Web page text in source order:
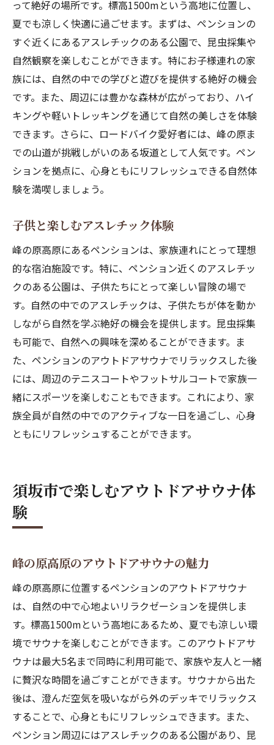
って絶好の場所です。標高1500mという高地に位置し、
夏でも涼しく快適に過ごせます。まずは、ペンションの
すぐ近くにあるアスレチックのある公園で、昆虫採集や
自然観察を楽しむことができます。特にお子様連れの家
族には、自然の中での学びと遊びを提供する絶好の機会
です。また、周辺には豊かな森林が広がっており、ハイ
キングや軽いトレッキングを通じて自然の美しさを体験
できます。さらに、ロードバイク愛好者には、峰の原ま
での山道が挑戦しがいのある坂道として人気です。ペン
ションを拠点に、心身ともにリフレッシュできる自然体
験を満喫しましょう。
子供と楽しむアスレチック体験
峰の原高原にあるペンションは、家族連れにとって理想
的な宿泊施設です。特に、ペンション近くのアスレチッ
クのある公園は、子供たちにとって楽しい冒険の場で
す。自然の中でのアスレチックは、子供たちが体を動か
しながら自然を学ぶ絶好の機会を提供します。昆虫採集
も可能で、自然への興味を深めることができます。ま
た、ペンションのアウトドアサウナでリラックスした後
には、周辺のテニスコートやフットサルコートで家族一
緒にスポーツを楽しむこともできます。これにより、家
族全員が自然の中でのアクティブな一日を過ごし、心身
ともにリフレッシュすることができます。
須坂市で楽しむアウトドアサウナ体
験
峰の原高原のアウトドアサウナの魅力
峰の原高原に位置するペンションのアウトドアサウナ
は、自然の中で心地よいリラクゼーションを提供しま
す。標高1500mという高地にあるため、夏でも涼しい環
境でサウナを楽しむことができます。このアウトドアサ
ウナは最大5名まで同時に利用可能で、家族や友人と一緒
に贅沢な時間を過ごすことができます。サウナから出た
後は、澄んだ空気を吸いながら外のデッキでリラックス
することで、心身ともにリフレッシュできます。また、
ペンション周辺にはアスレチックのある公園があり、昆